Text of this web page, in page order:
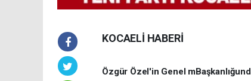
KOCAELİ HABERİ
Özgür Özel'in Genel